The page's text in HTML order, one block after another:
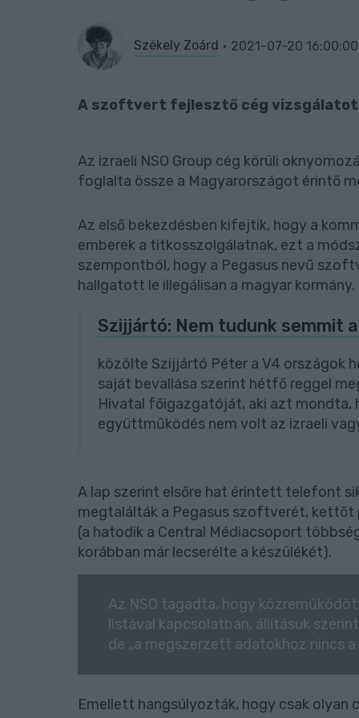
Székely Zoárd 2021-07-20 16:00:00
A szoftvert fejlesztő cég vizsgálatot
Az izraeli NSO Group cég körüli
foglalta össze a Magyarországot érintő
Az első bekezdésben kifejtik, hogy a
emberek a titkosszolgálatnak, ezt a
szempontból, hogy a Pegasus nevű
hallgatott le illegálisan a magyar kormány.
Szijjártó: Nem tudunk semmit
közölte Szijjártó Péter a V4 országok
saját bevallása szerint hétfő reggel
Hivatal főigazgatóját, aki azt mondta,
együttműködés nem volt az izraeli
A lap szerint elsőre hat érintett telefont
megtalálták a Pegasus szoftverét,
(a hatodik a Central Médiacsoport
korábban már lecserélte a készülékét).
Az NSO tagadta, hogy
listával kapcsolatban, állításuk
de „a megszerzett adatokhoz nincs
Emellett hangsúlyozták, hogy csak olyan